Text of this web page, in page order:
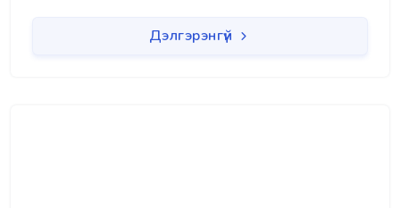
Дэлгэрэнгүй